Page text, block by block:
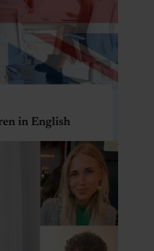
in English